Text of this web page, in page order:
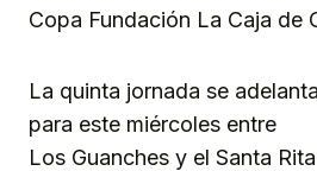
Copa Fundación La Caja de
La quinta jornada se
para este miércoles entre
Los Guanches y el Santa